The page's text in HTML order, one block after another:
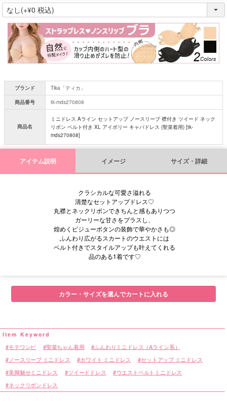
(
必
須
)
ブランド
Tika「ティカ」
商品番号
tk-mds270808
商品名
ミニドレス Aライン セットアップ ノースリーブ 襟付き ツイード ネック
リボン ベルト付き XL アイボリー キャバドレス (聖菜着用) [tk-
mds270808]
アイテム説明 イメージ サイズ・詳細
クラシカルな可愛さ溢れる
清楚なセットアップドレス♡
丸襟とネックリボンできちんと感もありつつ
ガーリーな甘さをプラスし、
煌めくビジューボタンの装飾で華やかさも◎
ふんわり広がるスカートのウエストには
ベルト付きでスタイルアップも叶えてくれる
品のある1着です♡
カラー・サイズを選んでカートに入れる
モテワンピ 聖菜ちゃん着用 ふんわりミニドレス（Aライン系）
ノースリーブ ミニドレス ホワイト ミニドレス セットアップ ミニドレス
美脚魅せミニドレス ツイードドレス
ウエストベルトミニドレス
ネックリボンドレス